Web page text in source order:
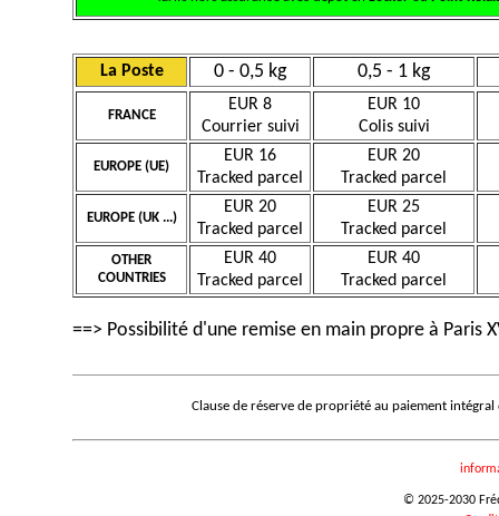
La Poste 0 - 0,5 kg 0,5 - 1 kg
FRANCE
EUR 8
Courrier suivi
EUR 10
Colis suivi
EUROPE (UE)
EUR 16
Tracked parcel
EUR 20
Tracked parcel
EUROPE (UK ...)
EUR 20
Tracked parcel
EUR 25
Tracked parcel
OTHER
COUNTRIES
EUR 40
Tracked parcel
EUR 40
Tracked parcel
==> Possibilité d'une remise en main propre à Paris
Clause de réserve de propriété au paiement
© 2025-2030